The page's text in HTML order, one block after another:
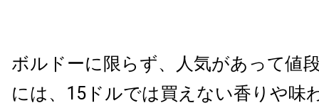
ボルドーに限らず、人気があって値
には、15ドルでは買えない香りや味